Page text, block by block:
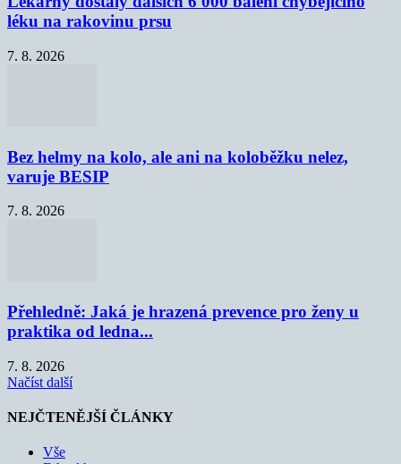
léku na rakovinu prsu
7. 8. 2026
Bez helmy na kolo, ale ani na koloběžku nelez,
varuje BESIP
7. 8. 2026
Přehledně: Jaká je hrazená prevence pro ženy u
praktika od ledna...
7. 8. 2026
Načíst další
NEJČTENĚJŠÍ ČLÁNKY
Vše